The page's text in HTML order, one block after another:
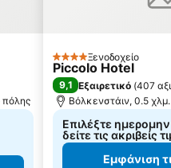
πόλης
4 ΑστέριαΞενοδοχείο
Piccolo Hotel
9,1 Εξαιρετικό (407
Βόλκενστάιν, 0.5
Επιλέξτε
δείτε τις ακριβείς
Εμφάνιση